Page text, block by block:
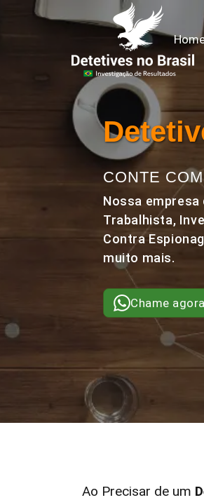
CONTE
Nossa
Trabalhista,
Contra
muito mais.
Chame
Ao Precisar de um